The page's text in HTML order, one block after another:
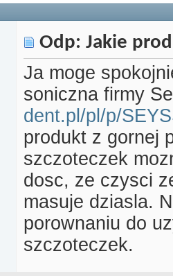
Odp: Jakie
Ja moge
soniczna firmy
dent.pl/pl/p/
produkt z gornej
szczoteczek
dosc, ze czysci
masuje dziasla.
porownaniu do
szczoteczek.